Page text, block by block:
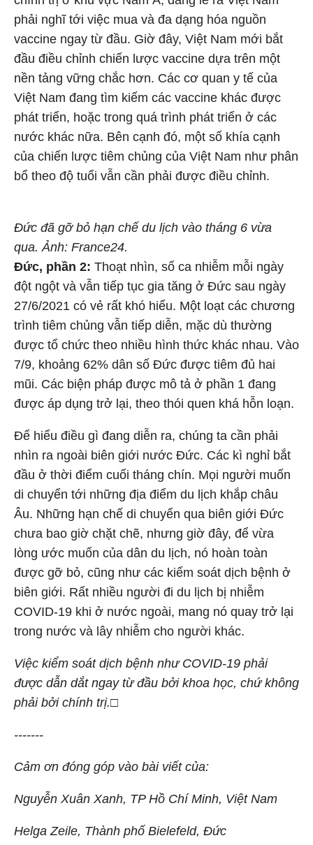
phải nghĩ tới việc mua và đa dạng hóa nguồn
vaccine ngay từ đầu. Giờ đây, Việt Nam mới bắt
đầu điều chỉnh chiến lược vaccine dựa trên một
nền tảng vững chắc hơn. Các cơ quan y tế của
Việt Nam đang tìm kiếm các vaccine khác được
phát triển, hoặc trong quá trình phát triển ở các
nước khác nữa. Bên cạnh đó, một số khía cạnh
của chiến lược tiêm chủng của Việt Nam như phân
bổ theo độ tuổi vẫn cần phải được điều chỉnh.
Đức đã gỡ bỏ hạn chế du lịch vào tháng 6 vừa
qua. Ảnh: France24.
Đức, phần 2: Thoạt nhìn, số ca nhiễm mỗi ngày
đột ngột và vẫn tiếp tục gia tăng ở Đức sau ngày
27/6/2021 có vẻ rất khó hiểu. Một loạt các chương
trình tiêm chủng vẫn tiếp diễn, mặc dù thường
được tổ chức theo nhiều hình thức khác nhau. Vào
7/9, khoảng 62% dân số Đức được tiêm đủ hai
mũi. Các biện pháp được mô tả ở phần 1 đang
được áp dụng trở lại, theo thói quen khá hỗn loạn.
Để hiểu điều gì đang diễn ra, chúng ta cần phải
nhìn ra ngoài biên giới nước Đức. Các kì nghỉ bắt
đầu ở thời điểm cuối tháng chín. Mọi người muốn
di chuyển tới những địa điểm du lịch khắp châu
Âu. Những hạn chế di chuyển qua biên giới Đức
chưa bao giờ chặt chẽ, nhưng giờ đây, để vừa
lòng ước muốn của dân du lịch, nó hoàn toàn
được gỡ bỏ, cũng như các kiểm soát dịch bệnh ở
biên giới. Rất nhiều người đi du lịch bị nhiễm
COVID-19 khi ở nước ngoài, mang nó quay trở lại
trong nước và lây nhiễm cho người khác.
Việc kiểm soát dịch bệnh như COVID-19 phải
được dẫn dắt ngay từ đầu bởi khoa học, chứ không
phải bởi chính trị.□
-------
Cảm ơn đóng góp vào bài viết của:
Nguyễn Xuân Xanh, TP Hồ Chí Minh, Việt Nam
Helga Zeile, Thành phố Bielefeld, Đức